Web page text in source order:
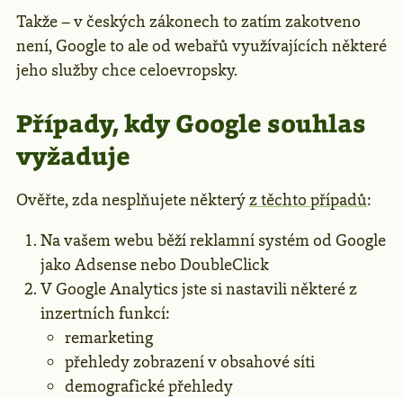
Takže – v českých zákonech to zatím zakotveno
není, Google to ale od webařů využívajících některé
jeho služby chce celoevropsky.
Případy, kdy Google souhlas
vyžaduje
Ověřte, zda nesplňujete některýz těchto případů:
Na vašem webu běží reklamní systém od Google
jako Adsense nebo DoubleClick
V Google Analytics jste si nastavili některé z
inzertních funkcí:
remarketing
přehledy zobrazení v obsahové síti
demografické přehledy